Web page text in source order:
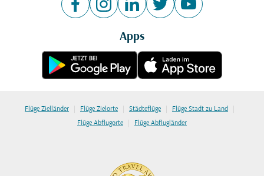
Apps
Flüge Zielländer | Flüge Zielorte | Städteflüge | Flüge Stadt zu Land |
Flüge Abflugorte | Flüge Abflugländer